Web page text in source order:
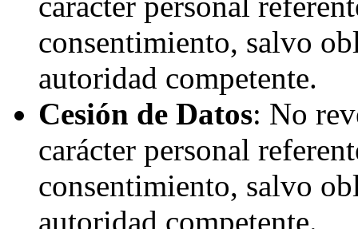
consentimiento, salvo
autoridad competente.
Cesión de Datos: No
carácter personal
consentimiento, salvo
autoridad competente.